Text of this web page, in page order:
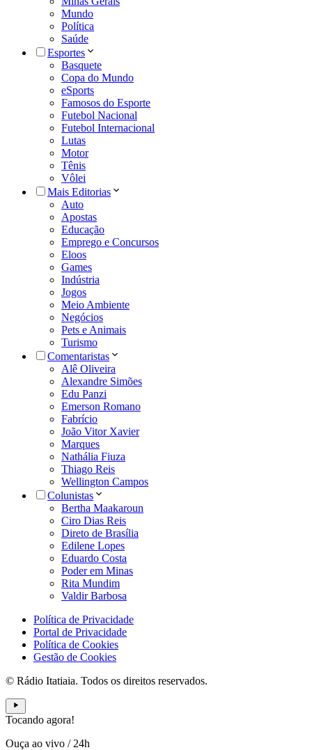
Mundo
Política
Saúde
Esportes
Basquete
Copa do Mundo
eSports
Famosos do Esporte
Futebol Nacional
Futebol Internacional
Lutas
Motor
Tênis
Vôlei
Mais Editorias
Auto
Apostas
Educação
Emprego e Concursos
Eloos
Games
Indústria
Jogos
Meio Ambiente
Negócios
Pets e Animais
Turismo
Comentaristas
Alê Oliveira
Alexandre Simões
Edu Panzi
Emerson Romano
Fabrício
João Vitor Xavier
Marques
Nathália Fiuza
Thiago Reis
Wellington Campos
Colunistas
Bertha Maakaroun
Ciro Dias Reis
Direto de Brasília
Edilene Lopes
Eduardo Costa
Poder em Minas
Rita Mundim
Valdir Barbosa
Política de Privacidade
Portal de Privacidade
Política de Cookies
Gestão de Cookies
© Rádio Itatiaia. Todos os direitos reservados.
Tocando agora!
Ouça ao vivo / 24h